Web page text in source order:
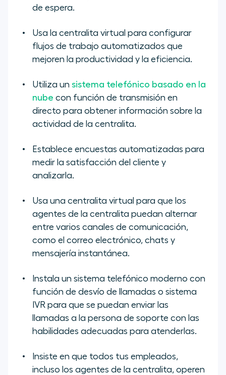
de espera.
Usa la centralita virtual para configurar
flujos de trabajo automatizados que
mejoren la productividad y la eficiencia.
Utiliza un sistema telefónico basado en la
nube con función de transmisión en
directo para obtener información sobre la
actividad de la centralita.
Establece encuestas automatizadas para
medir la satisfacción del cliente y
analizarla.
Usa una centralita virtual para que los
agentes de la centralita puedan alternar
entre varios canales de comunicación,
como el correo electrónico, chats y
mensajería instantánea.
Instala un sistema telefónico moderno con
función de desvío de llamadas o sistema
IVR para que se puedan enviar las
llamadas a la persona de soporte con las
habilidades adecuadas para atenderlas.
Insiste en que todos tus empleados,
incluso los agentes de la centralita, operen